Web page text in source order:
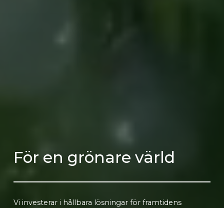
För en grönare värld
Vi investerar i hållbara lösningar för framtidens